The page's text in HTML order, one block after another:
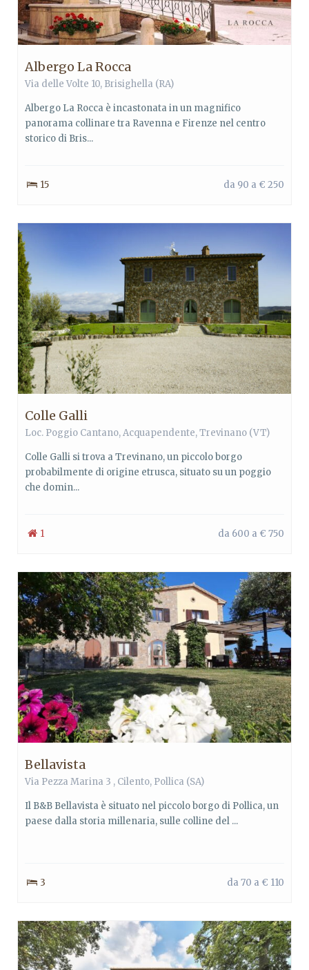
Albergo La Rocca
Via delle Volte 10, Brisighella (RA)
Albergo La Rocca è incastonata in un magnifico
panorama collinare tra Ravenna e Firenze nel centro
storico di Bris...
15 da 90 a € 250
Colle Galli
Loc. Poggio Cantano,Acquapendente,Trevinano (VT)
Colle Galli si trova a Trevinano, un piccolo borgo
probabilmente di origine etrusca, situato su un poggio
che domin...
1 da 600 a € 750
Bellavista
Via Pezza Marina 3 , Cilento, Pollica (SA)
Il B&B Bellavista è situato nel piccolo borgo di Pollica, un
paese dalla storia millenaria, sulle colline del ...
3 da 70 a € 110